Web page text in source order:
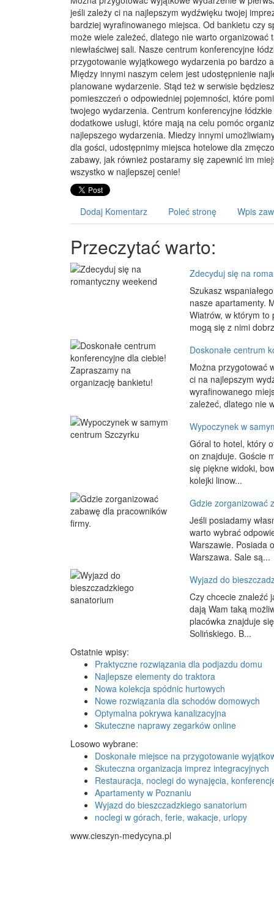
jeśli zależy ci na najlepszym wydźwięku twojej
bardziej wyrafinowanego miejsca. Od bankietu czy
może wiele zależeć, dlatego nie warto organizować
niewłaściwej sali. Nasze centrum konferencyjne
przygotowanie wyjątkowego wydarzenia po bardzo
Między innymi naszym celem jest udostępnienie
planowane wydarzenie. Stąd też w serwisie
pomieszczeń o odpowiedniej pojemności, które
twojego wydarzenia. Centrum konferencyjne
dodatkowe usługi, które mają na celu pomóc
najlepszego wydarzenia. Miedzy innymi
dla gości, udostępnimy miejsca hotelowe dla
zabawy, jak również postaramy się zapewnić im
wszystko w najlepszej cenie!
Dodaj Komentarz Poleć stronę Wpis
Przeczytać warto:
Zdecyduj się na
Szukasz
nasze apartamenty.
Wiatrów, w którym to
mogą się z nimi
Doskonałe centrum
Można przygotować
ci na najlepszym
wyrafinowanego
zależeć, dlatego nie
Wypoczynek w
Góral to hotel, który
on znajduje. Goście
się piękne widoki,
kolejki linow...
Gdzie zorganizować
Jeśli posiadamy
warto wybrać
Warszawie. Posiada
Warszawa. Sale są...
Wyjazd do
Czy chcecie znaleźć
dają Wam taką
placówka znajduje
Solińskiego. B...
Ostatnie wpisy:
Praktyczne rozwiązania dla podjazdu domu
Najlepsze elementy do traktora
Nowa kolekcja spódnic hurtowych
Nowe rozwiązania dla schodów domowych
Optymalna pokrywa kanalizacyjna
Skuteczne naprawy zegarków online
Losowo wybrane:
Doskonałe miejsce na przygotowanie
Skuteczna organizacja imprez integracyjnych
Restauracja, noclegi do wynajęcia,
Apartamenty w Poznaniu
Wyjazd do bieszczadzkiego sanatorium
noclegi w górach, ferie, wakacje, urlopy
www.cieszyn-medycyna.pl